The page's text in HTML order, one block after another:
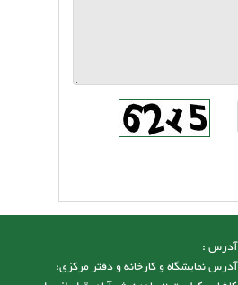
آدرس :
آدرس نمایشگاه و کارخانه و دفتر مرکزی: